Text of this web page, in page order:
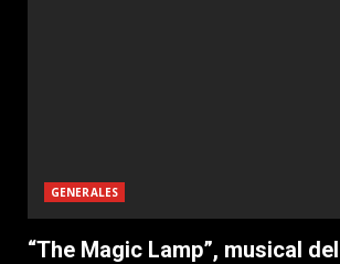
GENERALES
“The Magic Lamp”, musical